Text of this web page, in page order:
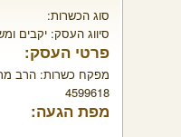
סוג הכשרות:
סיווג העסק: יקבים
פרטי העסק:
מפקח כשרות:
4599618
מפת הגעה: